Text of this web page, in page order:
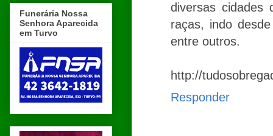
diversas cidades
raças, indo
entre outros.
http://
Responder
Funerária Nossa
Senhora Aparecida
em Turvo